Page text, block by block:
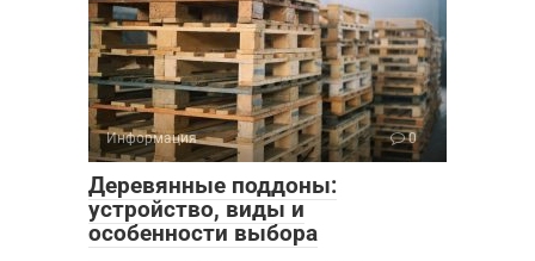
Информация 0
Деревянные поддоны:
устройство, виды и
особенности выбора